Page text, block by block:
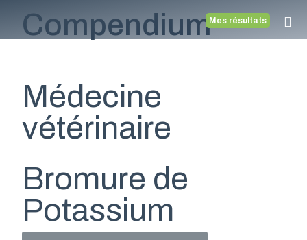
Mes résultats
Compendium
Médecine
vétérinaire
Bromure de
Potassium